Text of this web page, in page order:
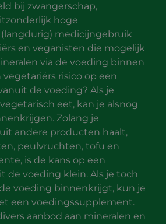
bij zwangerschap,
hoge
medicijngebruik
en veganisten die mogelijk
via de voeding binnen
risico op een
de voeding? Als je
eet, kan je alsnog
Zolang je
andere producten haalt,
peulvruchten, tofu en
is de kans op een
de voeding klein. Als je toch
voeding binnenkrijgt, kun je
een voedingssupplement.
aanbod aan mineralen en